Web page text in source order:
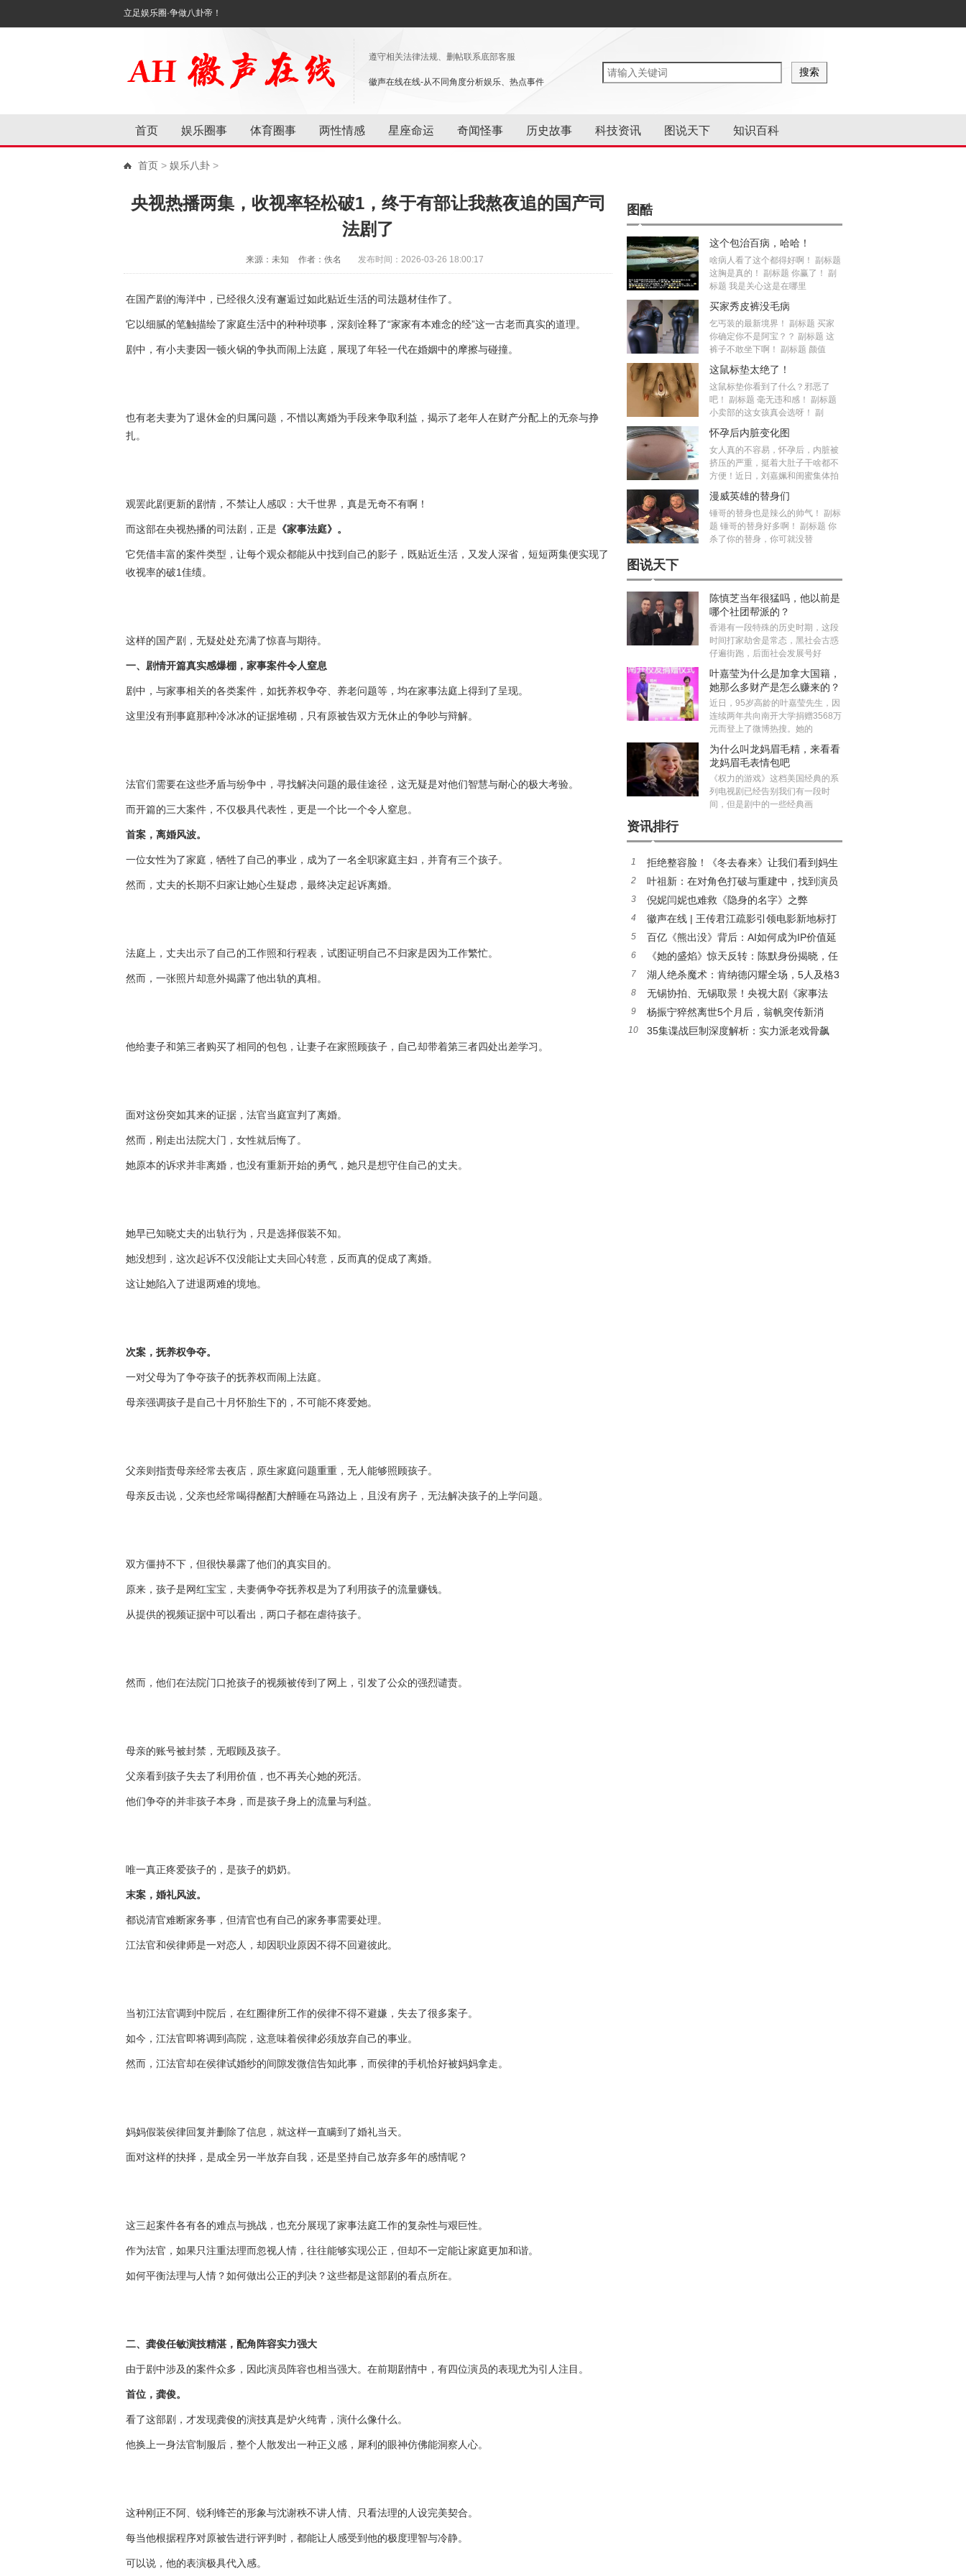
立足娱乐圈·争做八卦帝！
遵守相关法律法规、删帖联系底部客服
徽声在线在线-从不同角度分析娱乐、热点事件
首页 娱乐圈事 体育圈事 两性情感 星座命运 奇闻怪事 历史故事 科技资讯 图说天下 知识百科
首页 > 娱乐八卦 >
央视热播两集，收视率轻松破1，终于有部让我熬夜追的国产司
法剧了
来源：未知 作者：佚名 发布时间：2026-03-26 18:00:17
在国产剧的海洋中，已经很久没有邂逅过如此贴近生活的司法题材佳作了。
它以细腻的笔触描绘了家庭生活中的种种琐事，深刻诠释了“家家有本难念的经”这一古老而真实的道理。
剧中，有小夫妻因一顿火锅的争执而闹上法庭，展现了年轻一代在婚姻中的摩擦与碰撞。
也有老夫妻为了退休金的归属问题，不惜以离婚为手段来争取利益，揭示了老年人在财产分配上的无奈与挣
扎。
观罢此剧更新的剧情，不禁让人感叹：大千世界，真是无奇不有啊！
而这部在央视热播的司法剧，正是 《家事法庭》。
它凭借丰富的案件类型，让每个观众都能从中找到自己的影子，既贴近生活，又发人深省，短短两集便实现了
收视率的破1佳绩。
这样的国产剧，无疑处处充满了惊喜与期待。
一、剧情开篇真实感爆棚，家事案件令人窒息
剧中，与家事相关的各类案件，如抚养权争夺、养老问题等，均在家事法庭上得到了呈现。
这里没有刑事庭那种冷冰冰的证据堆砌，只有原被告双方无休止的争吵与辩解。
法官们需要在这些矛盾与纷争中，寻找解决问题的最佳途径，这无疑是对他们智慧与耐心的极大考验。
而开篇的三大案件，不仅极具代表性，更是一个比一个令人窒息。
首案，离婚风波。
一位女性为了家庭，牺牲了自己的事业，成为了一名全职家庭主妇，并育有三个孩子。
然而，丈夫的长期不归家让她心生疑虑，最终决定起诉离婚。
法庭上，丈夫出示了自己的工作照和行程表，试图证明自己不归家是因为工作繁忙。
然而，一张照片却意外揭露了他出轨的真相。
他给妻子和第三者购买了相同的包包，让妻子在家照顾孩子，自己却带着第三者四处出差学习。
面对这份突如其来的证据，法官当庭宣判了离婚。
然而，刚走出法院大门，女性就后悔了。
她原本的诉求并非离婚，也没有重新开始的勇气，她只是想守住自己的丈夫。
她早已知晓丈夫的出轨行为，只是选择假装不知。
她没想到，这次起诉不仅没能让丈夫回心转意，反而真的促成了离婚。
这让她陷入了进退两难的境地。
次案，抚养权争夺。
一对父母为了争夺孩子的抚养权而闹上法庭。
母亲强调孩子是自己十月怀胎生下的，不可能不疼爱她。
父亲则指责母亲经常去夜店，原生家庭问题重重，无人能够照顾孩子。
母亲反击说，父亲也经常喝得酩酊大醉睡在马路边上，且没有房子，无法解决孩子的上学问题。
双方僵持不下，但很快暴露了他们的真实目的。
原来，孩子是网红宝宝，夫妻俩争夺抚养权是为了利用孩子的流量赚钱。
从提供的视频证据中可以看出，两口子都在虐待孩子。
然而，他们在法院门口抢孩子的视频被传到了网上，引发了公众的强烈谴责。
母亲的账号被封禁，无暇顾及孩子。
父亲看到孩子失去了利用价值，也不再关心她的死活。
他们争夺的并非孩子本身，而是孩子身上的流量与利益。
唯一真正疼爱孩子的，是孩子的奶奶。
末案，婚礼风波。
都说清官难断家务事，但清官也有自己的家务事需要处理。
江法官和侯律师是一对恋人，却因职业原因不得不回避彼此。
当初江法官调到中院后，在红圈律所工作的侯律不得不避嫌，失去了很多案子。
如今，江法官即将调到高院，这意味着侯律必须放弃自己的事业。
然而，江法官却在侯律试婚纱的间隙发微信告知此事，而侯律的手机恰好被妈妈拿走。
妈妈假装侯律回复并删除了信息，就这样一直瞒到了婚礼当天。
面对这样的抉择，是成全另一半放弃自我，还是坚持自己放弃多年的感情呢？
这三起案件各有各的难点与挑战，也充分展现了家事法庭工作的复杂性与艰巨性。
作为法官，如果只注重法理而忽视人情，往往能够实现公正，但却不一定能让家庭更加和谐。
如何平衡法理与人情？如何做出公正的判决？这些都是这部剧的看点所在。
二、龚俊任敏演技精湛，配角阵容实力强大
由于剧中涉及的案件众多，因此演员阵容也相当强大。在前期剧情中，有四位演员的表现尤为引人注目。
首位，龚俊。
看了这部剧，才发现龚俊的演技真是炉火纯青，演什么像什么。
他换上一身法官制服后，整个人散发出一种正义感，犀利的眼神仿佛能洞察人心。
这种刚正不阿、锐利锋芒的形象与沈谢秩不讲人情、只看法理的人设完美契合。
每当他根据程序对原被告进行评判时，都能让人感受到他的极度理智与冷静。
可以说，他的表演极具代入感。
图酷
这个包治百病，哈哈！
啥病人看了这个都得好啊！ 副标题
这胸是真的！ 副标题 你赢了！ 副
标题 我是关心这是在哪里
买家秀皮裤没毛病
乞丐装的最新境界！ 副标题 买家
你确定你不是阿宝？？ 副标题 这
裤子不敢坐下啊！ 副标题 颜值
这鼠标垫太绝了！
这鼠标垫你看到了什么？邪恶了
吧！ 副标题 毫无违和感！ 副标题
小卖部的这女孩真会选呀！ 副
怀孕后内脏变化图
女人真的不容易，怀孕后，内脏被
挤压的严重，挺着大肚子干啥都不
方便！近日，刘嘉姵和闺蜜集体拍
漫威英雄的替身们
锤哥的替身也是辣么的帅气！ 副标
题 锤哥的替身好多啊！ 副标题 你
杀了你的替身，你可就没替
图说天下
陈慎芝当年很猛吗，他以前是
哪个社团帮派的？
香港有一段特殊的历史时期，这段
时间打家劫舍是常态，黑社会古惑
仔遍街跑，后面社会发展号好
叶嘉莹为什么是加拿大国籍，
她那么多财产是怎么赚来的？
近日，95岁高龄的叶嘉莹先生，因
连续两年共向南开大学捐赠3568万
元而登上了微博热搜。她的
为什么叫龙妈眉毛精，来看看
龙妈眉毛表情包吧
《权力的游戏》这档美国经典的系
列电视剧已经告别我们有一段时
间，但是剧中的一些经典画
资讯排行
1
拒绝整容脸！《冬去春来》让我们看到妈生
脸在年代剧中的高级魅力
2
叶祖新：在对角色打破与重建中，找到演员
的质感丨对话
3 倪妮闫妮也难救《隐身的名字》之弊
4
徽声在线 | 王传君江疏影引领电影新地标打
卡热潮
5
百亿《熊出没》背后：AI如何成为IP价值延
伸的“放大器”?
6
《她的盛焰》惊天反转：陈默身份揭晓，任
静投靠饶雨瓷竟藏十年布局
7
湖人绝杀魔术：肯纳德闪耀全场，5人及格3
人低迷
8
无锡协拍、无锡取景！央视大剧《家事法
庭》今日盛大开播！
9
杨振宁猝然离世5个月后，翁帆突传新消
息，怀孕传闻早就真相大白
10
35集谍战巨制深度解析：实力派老戏骨飙